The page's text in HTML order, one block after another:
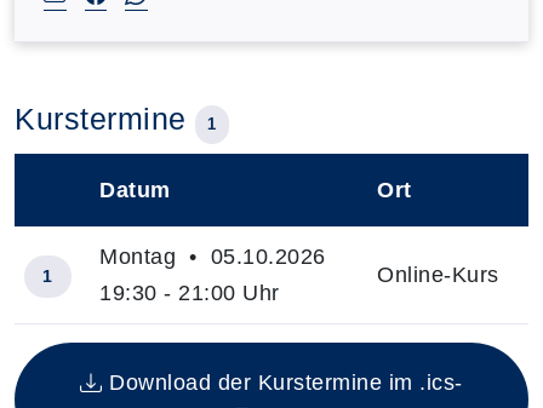
Kurstermine 1
Insgesamt gibt es 1 Termine zum diesen Kurs
Datum Ort
1
Montag • 05.10.2026
19:30 - 21:00 Uhr
Online-Kurs
Download der Kurstermine im .ics-